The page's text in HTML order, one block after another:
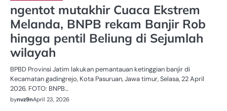
ngentot mutakhir Cuaca Ekstrem
Melanda, BNPB rekam Banjir Rob
hingga pentil Beliung di Sejumlah
wilayah
BPBD Provinsi Jatim lakukan pemantauan ketinggian banjir di
Kecamatan gadingrejo, Kota Pasuruan, Jawa timur, Selasa, 22 April
2026. FOTO: BNPB…
bynvz9nApril 23, 2026